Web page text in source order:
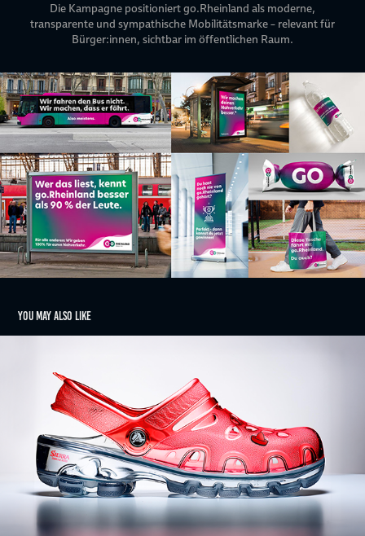
Die Kampagne positioniert go.Rheinland als moderne,
transparente und sympathische Mobilitätsmarke – relevant für
Bürger:innen, sichtbar im öffentlichen Raum.
You may also like
Sierra Tequilla
2025